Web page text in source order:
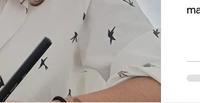
je